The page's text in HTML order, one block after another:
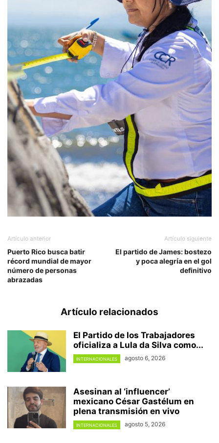
Artículo anterior
Puerto Rico busca batir
récord mundial de mayor
número de personas
abrazadas
Artículo siguiente
El partido de James: bostezo
y poca alegría en el gol
definitivo
Artículo relacionados
El Partido de los Trabajadores
oficializa a Lula da Silva como...
INTERNACIONALES agosto 6, 2026
Asesinan al ‘influencer’
mexicano César Gastélum en
plena transmisión en vivo
INTERNACIONALES agosto 5, 2026